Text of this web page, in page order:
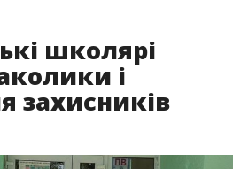
школярі
і
захисників